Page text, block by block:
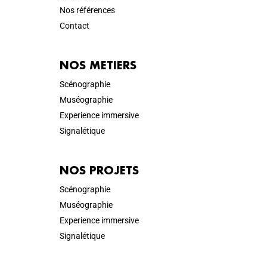
Nos références
Contact
NOS METIERS
Scénographie
Muséographie
Experience immersive
Signalétique
NOS PROJETS
Scénographie
Muséographie
Experience immersive
Signalétique